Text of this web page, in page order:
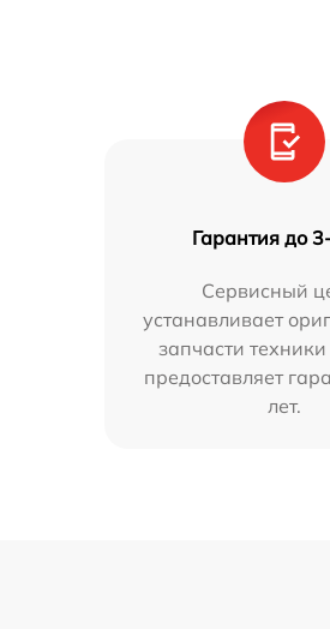
Гарантия до
Сервисный
устанавливает
запчасти
предоставляет
лет.